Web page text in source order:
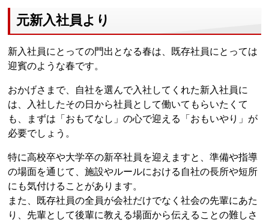
元新入社員より
新入社員にとっての門出となる春は、既存社員にとっては
迎賓のような春です。
おかげさまで、自社を選んで入社してくれた新入社員に
は、入社したその日から社員として働いてもらいたくて
も、まずは「おもてなし」の心で迎える「おもいやり」が
必要でしょう。
特に高校卒や大学卒の新卒社員を迎えますと、準備や指導
の場面を通じて、施設やルールにおける自社の長所や短所
にも気付けることがあります。
また、既存社員の全員が会社だけでなく社会の先輩にあた
り、先輩として後輩に教える場面から伝えることの難しさ